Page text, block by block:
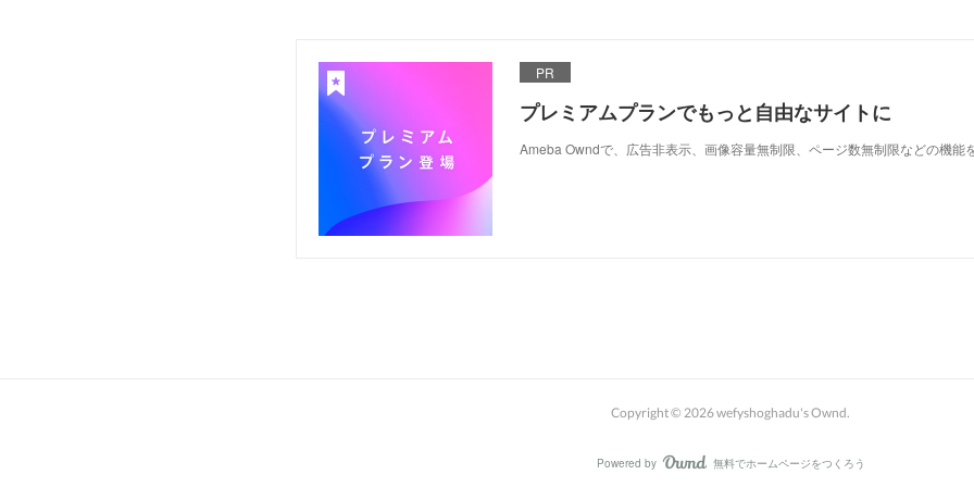
PR
プレミアムプランでもっと自由なサイトに
Ameba Owndで、広告非表示、画像容量無制限、ページ数無制限などの機能
Copyright © 2026wefyshoghadu's Ownd.
Powered by AmebaOwnd
無料でホームページをつくろう